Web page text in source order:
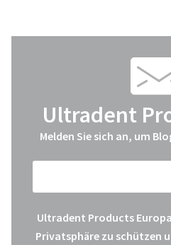
Ultradent
Melden Sie sich an, um
Ultradent Products
Privatsphäre zu schützen